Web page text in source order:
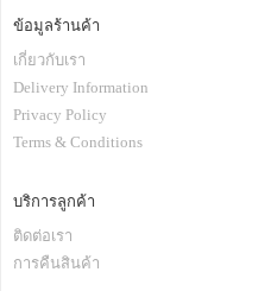
ข้อมูลร้านค้า
เกี่ยวกับเรา
Delivery Information
Privacy Policy
Terms & Conditions
บริการลูกค้า
ติดต่อเรา
การคืนสินค้า